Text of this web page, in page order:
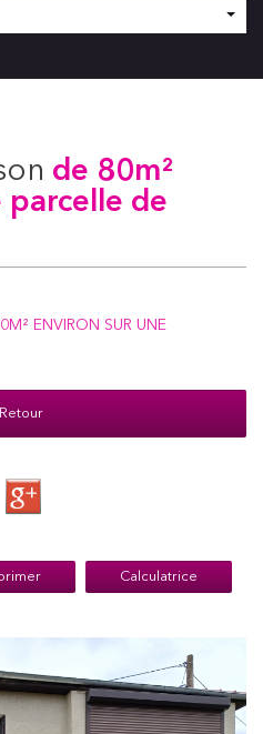
de 80m²
parcelle de
ENVIRON SUR UNE
Calculatrice